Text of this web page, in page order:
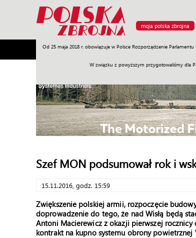
moja polska zbrojna
Od 25 maja 2018 r. obowiązuje w Polsce Rozporządzenie
W związku z powyższym przygotowaliśmy dla
Armia Poligon Sprzęt Misje Polityka
Szef MON podsumował rok i
15.11.2016, godz. 15:59
Zwiększenie polskiej armii, rozpoczęcie
doprowadzenie do tego, że nad Wisłą będą
Antoni Macierewicz z okazji pierwszej rocznicy
kontrakt na kupno systemu obrony powietrznej